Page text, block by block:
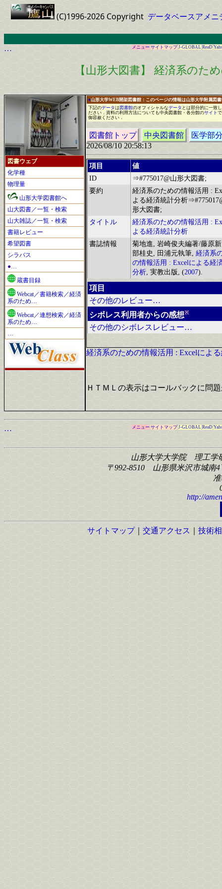
(C)1996-2026 Copyright データベースアメニ
… メニュー サイトマップ J-GLOBAL ReaD
【山形大図書】 経済系のた
図書ウェブ
化学種
物理量
山形大学図書館へ
山大図書／一覧・検索
山大雑誌／一覧・検索
書籍レビュー
希望図書
シラバス
●…
蔵書目録
Webcat／書籍検索／経済
系のため…
Webcat／連想検索／経済
系のため…
…
●山形大学WEB開架図書館：このページの情報は山形大学附属図
下記のデータは 図書館のオフィシャルなデータ と は部分的に一致
ださい ． 資料の利用方法についても中央図書館 ・ 各分館のサイト
御容赦ください ．
図書館トップ 中央図書館
医学部
2026/08/10 20:58:13
項目
値
ID
⇒#775017@山形大図書;
要約
経済系のための情報活用 :
よる経済統計分析
形大図書;
タイトル
経済系のための情報活用 :
よる経済統計分析
書誌情報
菊地進, 岩崎俊夫編著/藤原
部桂史, 田浦元執筆, 経済系
の情報活用 : Excelによる経
分析, 実教出版, (2007).
項目
その他のレビュー…
シボレス利用者からの感想※
その他のシボレスレビュー…
経済系のための情報活用 : Excelによ
ＨＴＭＬの表示はコールバックに問
… メニュー サイトマップ J-GLOBAL ReaD
山形大学大学院 理工学
〒992-8510 山形県米沢市城南4
http://
サイトマップ｜ 交通アクセス 技術